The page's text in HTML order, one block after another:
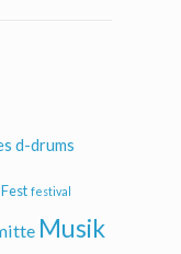
d-drums
Fest festival
Musik